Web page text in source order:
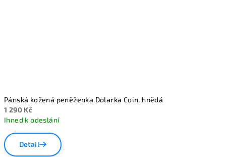
Pánská kožená peněženka Dolarka Coin, hnědá
1 290 Kč
Ihned k odeslání
Detail